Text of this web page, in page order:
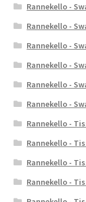
Rannekello -
Rannekello -
Rannekello -
Rannekello -
Rannekello -
Rannekello -
Rannekello -
Rannekello -
Rannekello -
Rannekello -